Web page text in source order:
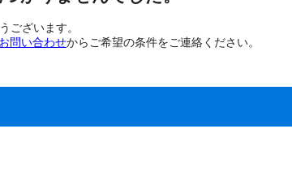
ございます。
お問い合わせからご希望の条件をご連絡ください。